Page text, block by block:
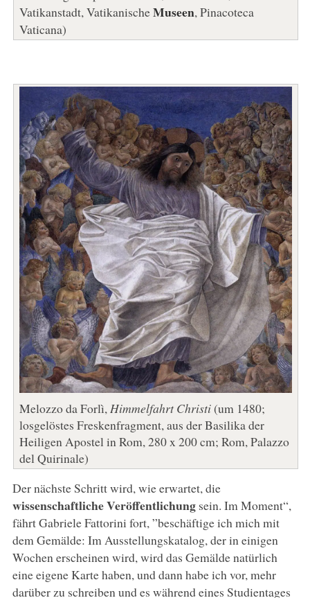
Vatikanstadt, VatikanischeMuseen, Pinacoteca
Vaticana)
Melozzo da Forlì, Himmelfahrt Christi(um 1480;
losgelöstes Freskenfragment, aus der Basilika der
Heiligen Apostel in Rom, 280 x 200 cm; Rom, Palazzo
del Quirinale)
Der nächste Schritt wird, wie erwartet, die
wissenschaftliche Veröffentlichungsein. Im Moment“,
fährt Gabriele Fattorini fort, ”beschäftige ich mich mit
dem Gemälde: Im Ausstellungskatalog, der in einigen
Wochen erscheinen wird, wird das Gemälde natürlich
eine eigene Karte haben, und dann habe ich vor, mehr
darüber zu schreiben und es während eines Studientages